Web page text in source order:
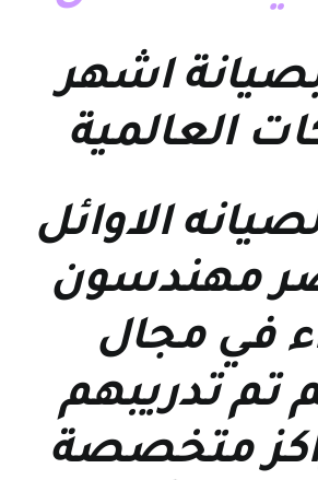
اشهر
العالمية
الاوائل
مهندسون
في مجال
تم تدريبهم
متخصصة